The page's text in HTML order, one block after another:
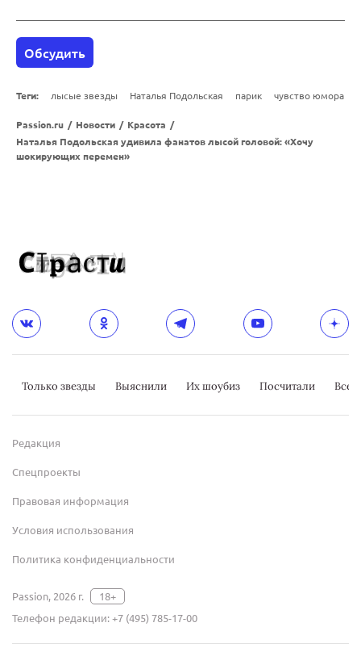
Обсудить
Теги: лысые звезды Наталья Подольская парик чувство юмора
Passion.ru / Новости / Красота /
Наталья Подольская удивила фанатов лысой головой: «Хочу
шокирующих перемен»
Только звезды Выяснили Их шоубиз Посчитали
Редакция
Спецпроекты
Правовая информация
Условия использования
Политика конфиденциальности
Passion, 2026 г.
18+
Телефон редакции:+7 (495) 785-17-00